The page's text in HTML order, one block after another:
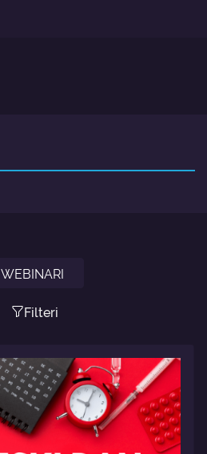
WEBINARI
Filteri